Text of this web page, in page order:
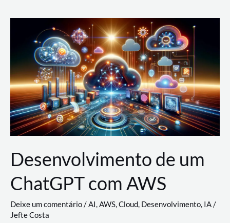
Nuvem:
Google
Cloud,
AWS
e
Azure
Desenvolvimento de um
ChatGPT com AWS
Deixe um comentário/AI,AWS,Cloud, Desenvolvimento, IA/
Jefte Costa